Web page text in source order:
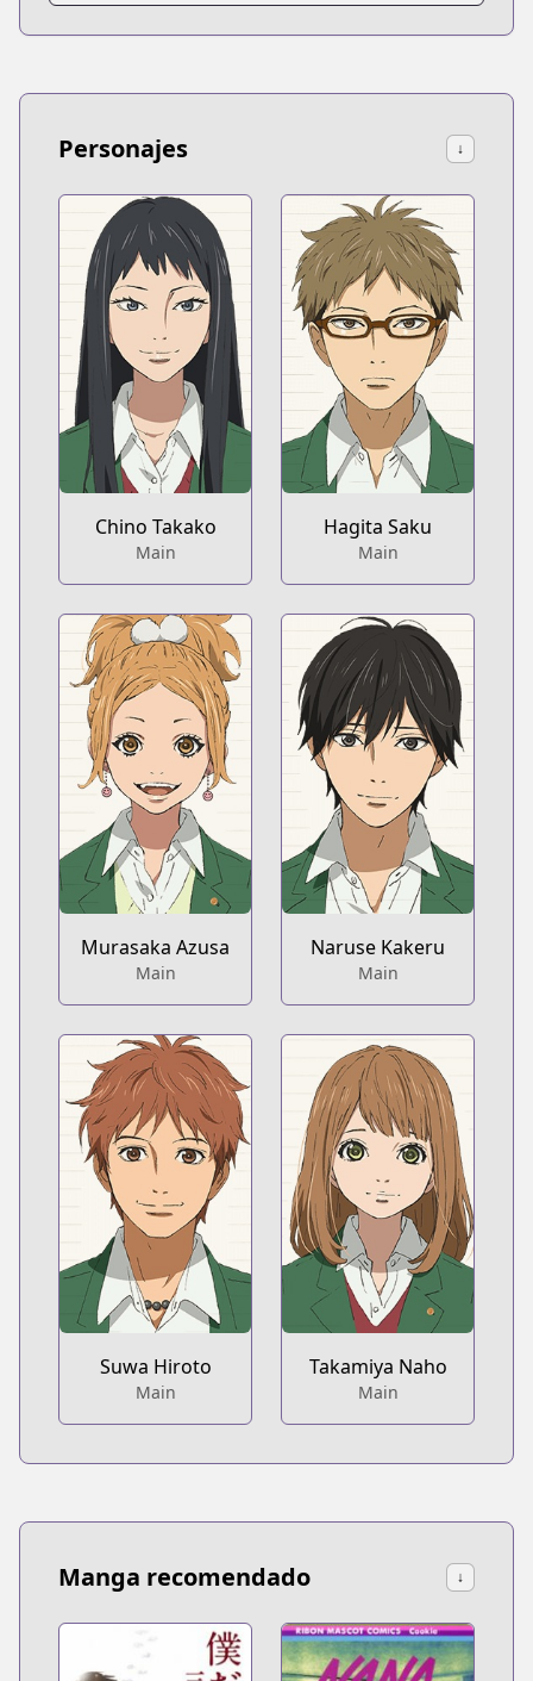
Personajes ↓
Chino Takako
Main
Hagita Saku
Main
Murasaka Azusa
Main
Naruse Kakeru
Main
Suwa Hiroto
Main
Takamiya Naho
Main
Manga recomendado ↓